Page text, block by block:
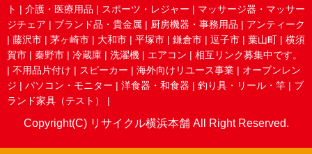
ト | 介護・医療用品 | スポーツ・レジャー | マッサージ器・マッサー
ジチェア | ブランド品・貴金属 | 厨房機器・事務用品 | アンティーク
| 藤沢市 | 茅ヶ崎市 | 大和市 | 平塚市 | 鎌倉市 | 逗子市 | 葉山町 | 横須
賀市 | 秦野市 | 冷蔵庫 | 洗濯機 | エアコン | 相互リンク募集中です。
| 不用品片付け | スピーカー | 海外向けリユース事業 | オーブンレン
ジ | パソコン・モニター | 洋食器・和食器 | 釣り具・リール・竿 | ブ
ランド家具（テスト）
|
Copyright(C) リサイクル横浜本舗 All Right Reserved.